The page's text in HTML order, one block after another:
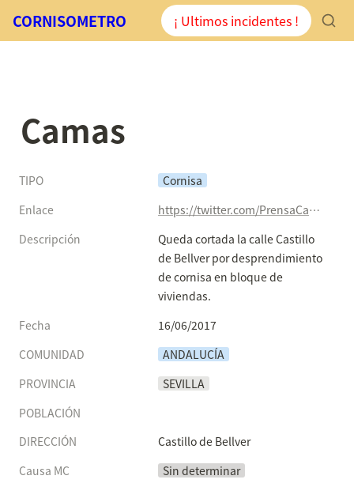
CORNISOMETRO ¡ Ultimos incidentes !
Camas
TIPO
Cornisa
Enlace
https://twitter.com/PrensaCamas/status/875665368848764928
Descripción
Queda cortada la calle Castillo
de Bellver por desprendimiento
de cornisa en bloque de
viviendas.
Fecha
16/06/2017
COMUNIDAD
ANDALUCÍA
PROVINCIA
SEVILLA
POBLACIÓN
DIRECCIÓN
Castillo de Bellver
Causa MC
Sin determinar